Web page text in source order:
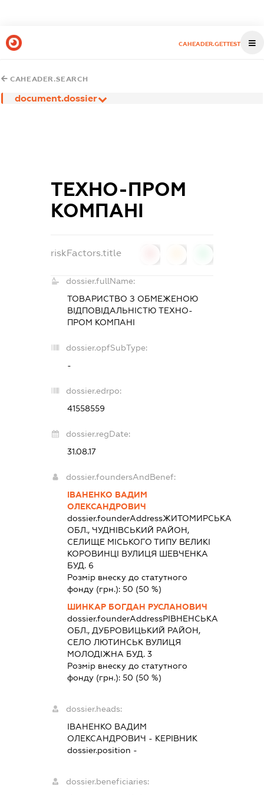
CAHEADER.GETTEST
CAHEADER.SEARCH
document.dossier
ТЕХНО-ПРОМ
КОМПАНІ
riskFactors.title
dossier.fullName:
ТОВАРИСТВО З ОБМЕЖЕНОЮ
ВІДПОВІДАЛЬНІСТЮТЕХНО-
ПРОМ КОМПАНІ
dossier.opfSubType:
-
dossier.edrpo:
41558559
dossier.regDate:
31.08.17
dossier.foundersAndBenef:
ІВАНЕНКО ВАДИМ
ОЛЕКСАНДРОВИЧ
dossier.founderAddressЖИТОМИРСЬКА
ОБЛ., ЧУДНІВСЬКИЙ РАЙОН,
СЕЛИЩЕ МІСЬКОГО ТИПУ ВЕЛИКІ
КОРОВИНЦІ ВУЛИЦЯ ШЕВЧЕНКА
БУД. 6
Розмір внеску до статутного
фонду (грн.):50 (50 %)
ШИНКАР БОГДАН РУСЛАНОВИЧ
dossier.founderAddressРІВНЕНСЬКА
ОБЛ., ДУБРОВИЦЬКИЙ РАЙОН,
СЕЛО ЛЮТИНСЬК ВУЛИЦЯ
МОЛОДІЖНА БУД. 3
Розмір внеску до статутного
фонду (грн.):50 (50 %)
dossier.heads:
ІВАНЕНКО ВАДИМ
ОЛЕКСАНДРОВИЧ - КЕРІВНИК
dossier.position -
dossier.beneficiaries: